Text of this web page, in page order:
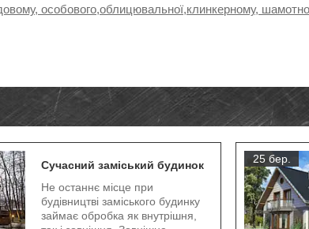
особового,облицювальної,клинкерному,
Сучасний заміський будинок
Не останнє місце при
будівництві заміського будинку
займає обробка як внутрішня,
25 бер.